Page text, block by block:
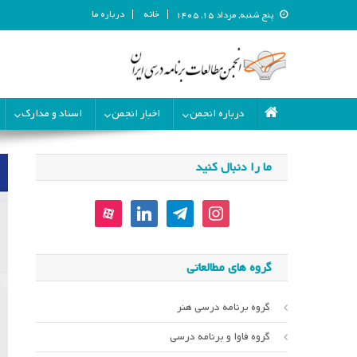
پنج شنبه, مرداد ۱۵, ۱۴۰۵ خانه درباره ما
انجمن مطالعات برنامه درسی
درباره انجمن
اخبار انجمن اسناد و مدارک
ما را دنبال کنید
instagram
telegram
linkedin
aparat
گروه های مطالعاتی
گروه برنامه درسی هنر
گروه فاوا و برنامه درسی